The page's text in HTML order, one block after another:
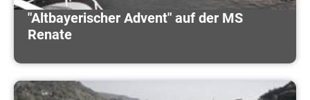
"Altbayerischer Advent" auf der MS
Renate